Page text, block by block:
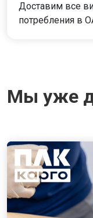
Доставим все
потребления в
Мы уже